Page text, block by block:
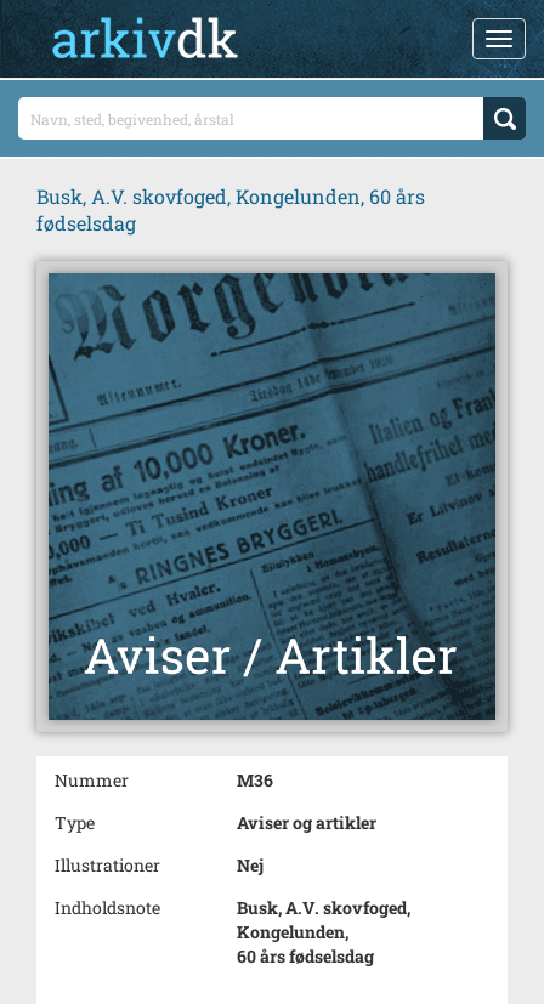
Busk, A.V. skovfoged, Kongelunden, 60 års
fødselsdag
Nummer
M36
Type
Aviser og artikler
Illustrationer
Nej
Indholdsnote
Busk, A.V. skovfoged,
Kongelunden,
60 års fødselsdag